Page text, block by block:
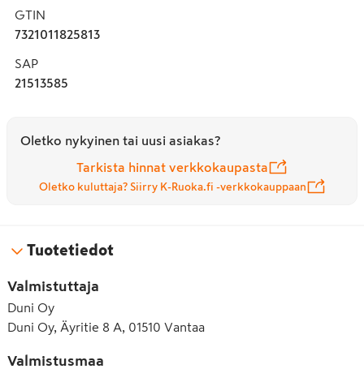
GTIN
7321011825813
SAP
21513585
Oletko nykyinen tai uusi asiakas?
Tarkista hinnat verkkokaupasta
Oletko kuluttaja? Siirry K-Ruoka.fi -verkkokauppaan
Tuotetiedot
Valmistuttaja
Duni Oy
Duni Oy, Äyritie 8 A, 01510 Vantaa
Valmistusmaa